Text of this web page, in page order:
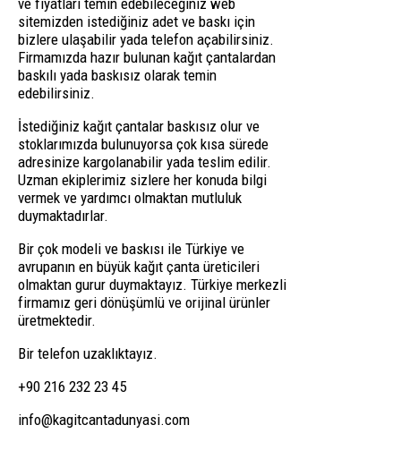
ve fiyatları temin edebileceğiniz web
sitemizden istediğiniz adet ve baskı için
bizlere ulaşabilir yada telefon açabilirsiniz.
Firmamızda hazır bulunan kağıt çantalardan
baskılı yada baskısız olarak temin
edebilirsiniz.
İstediğiniz kağıt çantalar baskısız olur ve
stoklarımızda bulunuyorsa çok kısa sürede
adresinize kargolanabilir yada teslim edilir.
Uzman ekiplerimiz sizlere her konuda bilgi
vermek ve yardımcı olmaktan mutluluk
duymaktadırlar.
Bir çok modeli ve baskısı ile Türkiye ve
avrupanın en büyük kağıt çanta üreticileri
olmaktan gurur duymaktayız. Türkiye merkezli
firmamız geri dönüşümlü ve orijinal ürünler
üretmektedir.
Bir telefon uzaklıktayız.
+90 216 232 23 45
info@kagitcantadunyasi.com